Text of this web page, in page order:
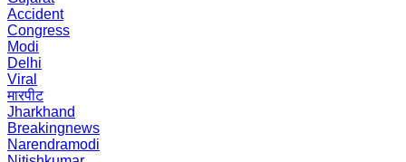
Accident
Congress
Modi
Delhi
Viral
मारपीट
Jharkhand
Breakingnews
Narendramodi